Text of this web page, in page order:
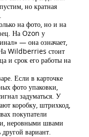
но кратная
на фото, но и на
На Ozon у
— она означает,
Wildberries стоит
и срок его работы на
Если в карточке
фото упаковки,
задуматься. У
коробку, штрихкод,
покупатели
неровными швами
вариант.